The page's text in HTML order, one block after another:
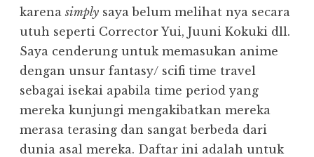
karenasimply saya belum melihat nya secara
utuh seperti Corrector Yui, Juuni Kokuki dll.
Saya cenderung untuk memasukan anime
dengan unsur fantasy/ scifi time travel
sebagai isekai apabila time period yang
mereka kunjungi mengakibatkan mereka
merasa terasing dan sangat berbeda dari
dunia asal mereka. Daftar ini adalah untuk